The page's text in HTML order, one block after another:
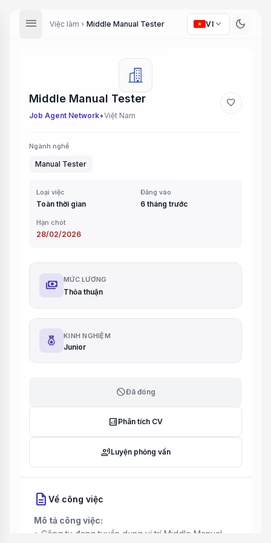
menu Việc làm chevron_right Middle Manual Tester VI expand_more dark_mode
Middle Manual Tester
Job Agent Network•Việt Nam
favorite
Ngành nghề
Manual Tester
Loại việc
Toàn thời gian
Đăng vào
6 tháng trước
Hạn chót
28/02/2026
payments MỨC LƯƠNG
Thỏa thuận
KINH NGHIỆM
Junior
blockĐã đóng
analytics Phân tích CV
record_voice_overLuyện phỏng vấn
description Về công việc
Mô tả công việc:
• Công ty đang tuyển dụng vị trí Middle Manual